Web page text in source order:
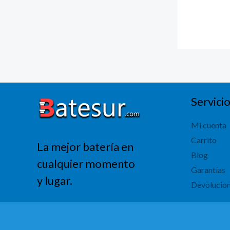
La mejor batería en
cualquier momento
y lugar.
Mi cuenta
Carrito
Blog
Garantías